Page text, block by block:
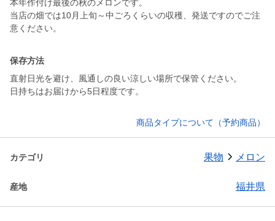
本年作付け最後の秋のメロンです。
当店の畑では10月上旬～中ごろくらいの収穫、発送ですのでご注
意ください。
保存方法
直射日光を避け、風通しの良い涼しい場所で保管ください。
日持ちはお届けから5日程度です。
商品タイプについて（予約商品）
カテゴリ 果物 メロン
産地 福井県